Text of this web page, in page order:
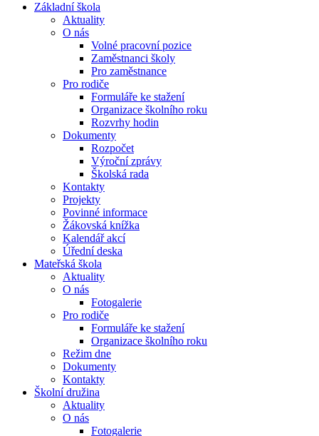
Základní škola
Aktuality
O nás
Volné pracovní pozice
Zaměstnanci školy
Pro zaměstnance
Pro rodiče
Formuláře ke stažení
Organizace školního roku
Rozvrhy hodin
Dokumenty
Rozpočet
Výroční zprávy
Školská rada
Kontakty
Projekty
Povinné informace
Žákovská knížka
Kalendář akcí
Úřední deska
Mateřská škola
Aktuality
O nás
Fotogalerie
Pro rodiče
Formuláře ke stažení
Organizace školního roku
Režim dne
Dokumenty
Kontakty
Školní družina
Aktuality
O nás
Fotogalerie